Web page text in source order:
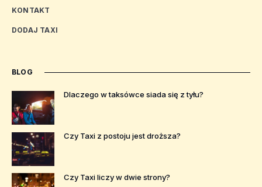
KONTAKT
DODAJ TAXI
BLOG
Dlaczego w taksówce siada się z tyłu?
Czy Taxi z postoju jest droższa?
Czy Taxi liczy w dwie strony?